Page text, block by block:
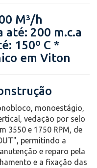
M³/h
200 m.c.a
150º C *
em Viton
monoestágio,
vedação por selo
3550 e 1750 RPM, de
permitindo a
e reparo pela
e a fixação das